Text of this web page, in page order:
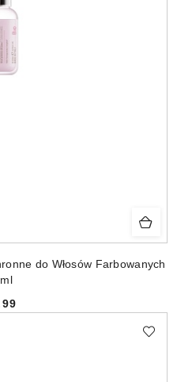
do Włosów Farbowanych